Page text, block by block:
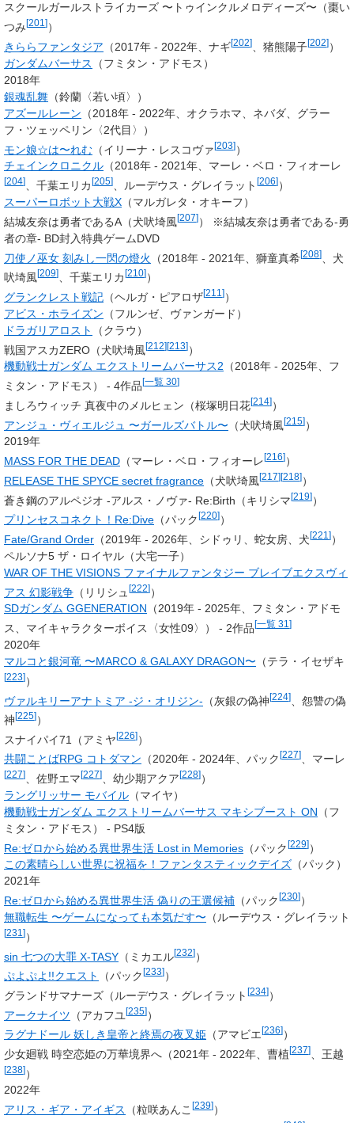
スクールガールストライカーズ 〜トゥインクルメロディーズ〜（棗い
つみ[201 ] ）
きららファンタジア （2017年 - 2022年、ナギ[202] 、猪熊陽子[202]）
ガンダムバーサス
（フミタン・アドモス）
2018年
銀魂乱舞 （鈴蘭〈若い頃〉）
アズールレーン （2018年 - 2022年、オクラホマ、ネバダ、グラー
フ・ツェッペリン〈2代目〉）
モン娘☆は〜れむ （イリーナ・レスコヴァ[203]）
チェインクロニクル （2018年 - 2021年、マーレ・ベロ・フィオーレ
[204] 、千葉エリカ [205] 、ルーデウス・グレイラット [206] ）
スーパーロボット大戦X （マルガレタ・オキーフ）
結城友奈は勇者であるA（犬吠埼風[207]） ※結城友奈は勇者である-勇
者の章- BD封入特典ゲームDVD
刀使ノ巫女 刻みし一閃の燈火
（2018年 - 2021年、 獅童真希[208]
、犬
吠埼風[209] 、千葉エリカ [210] ）
グランクレスト戦記 （ヘルガ・ピアロザ[211 ]）
アビス・ホライズン （フルンゼ、ヴァンガード）
ドラガリアロスト
（クラウ ）
戦国アスカZERO（犬吠埼風[212][213]）
機動戦士ガンダム エクストリームバーサス2 （2018年 - 2025年、フ
ミタン・アドモス） - 4作品[一覧 30]
ましろウィッチ 真夜中のメルヒェン（桜塚明日花[214]）
アンジュ・ヴィエルジュ 〜ガールズバトル〜 （犬吠埼風[215]）
2019年
MASS FOR THE DEAD （マーレ・ベロ・フィオーレ[216] ）
RELEASE THE SPYCE secret fragrance （犬吠埼風[217][218]）
蒼き鋼のアルペジオ -アルス・ノヴァ- Re:Birth（キリシマ[219]）
プリンセスコネクト！Re:Dive （パック [220] ）
Fate/Grand Order （2019年 - 2026年、シドゥリ、蛇女房、犬[221 ]）
ペルソナ5 ザ・ロイヤル（大宅一子）
WAR OF THE VISIONS ファイナルファンタジー ブレイブエクスヴィ
アス 幻影戦争 （リリシュ [222]）
SDガンダム GGENERATION （2019年 - 2025年、フミタン・アドモ
ス、マイキャラクターボイス〈女性09〉） - 2作品[一覧 31 ]
2020年
マルコと銀河竜 〜MARCO & GALAXY DRAGON〜 （テラ・イセザキ
[223]）
ヴァルキリーアナトミア -ジ・オリジン- （灰銀の偽神[224]
、怨讐の偽
神[225] ）
スナイパイ71（アミヤ[226]）
共闘ことばRPG コトダマン （2020年 - 2024年、パック [227] 、マーレ
[227] 、佐野エマ[227] 、幼少期アクア[228] ）
ラングリッサー モバイル （マイヤ）
機動戦士ガンダム エクストリームバーサス マキシブースト ON （フ
ミタン・アドモス） - PS4版
Re:ゼロから始める異世界生活 Lost in Memories （パック[229]）
この素晴らしい世界に祝福を！ファンタスティックデイズ （パック）
2021年
Re:ゼロから始める異世界生活 偽りの王選候補 （パック [230] ）
無職転生 〜ゲームになっても本気だす〜 （ ルーデウス・グレイラット
[231 ] ）
sin 七つの大罪 X-TASY （ ミカエル[232]）
ぷよぷよ!!クエスト
（パック [233] ）
グランドサマナーズ（ルーデウス・グレイラット [234] ）
アークナイツ （アカフユ[235]）
ラグナドール 妖しき皇帝と終焉の夜叉姫 （アマビエ[236] ）
少女廻戦 時空恋姫の万華境界へ（2021年 - 2022年、曹植[237] 、王越
[238]）
2022年
アリス・ギア・アイギス
（粒咲あんこ [239] ）